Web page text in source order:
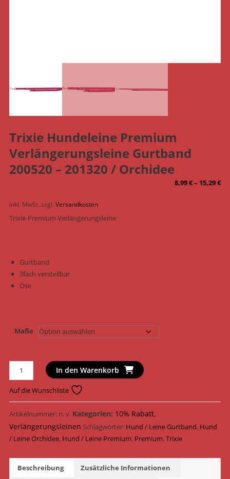
Trixie Hundeleine Premium
Verlängerungsleine Gurtband
200520 – 201320 / Orchidee
8,99€– 15,29€
inkl. MwSt.zzgl.Versandkosten
Trixie-Premium Verlängerungsleine
Gurtband
3fach verstellbar
Öse
Maße
Trixie
Hundeleine
Premium
Verlängerungsleine
Gurtband
200520
-
/
Orchidee
In den Warenkorb
Auf die Wunschliste
Artikelnummer: n. v. Kategorien: 10% Rabatt,
Verlängerungsleinen Schlagwörter: Hund / Leine Gurtband, Hund
/ Leine Orchidee, Hund / Leine Premium, Premium,Trixie
Beschreibung
Zusätzliche Informationen